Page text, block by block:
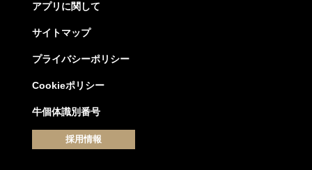
アプリに関して
サイトマップ
プライバシーポリシー
Cookieポリシー
牛個体識別番号
採用情報